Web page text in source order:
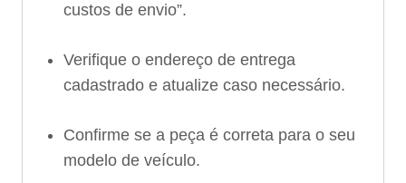
custos de envio”.
Verifique o endereço de entrega
cadastrado e atualize caso necessário.
Confirme se a peça é correta para o seu
modelo de veículo.